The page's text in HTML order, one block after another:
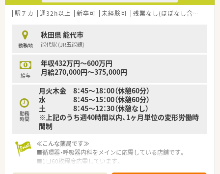
駅チカ 週32h以上 新卒可 未経験可 残業なし(ほぼなし含む)
勤務地
秋田県 能代市
能代駅 (JR五能線)
給与
年収432万円～600万円
月給270,000円～375,000円
勤務
時間
月火木金 8：45～18：00（休憩60分）
水 8：45～15：00（休憩60分）
土 8：45～12：30（休憩なし）
※上記のうち週40時間以内、1ヶ月単位の変形労働時
間制
≪こんな薬局です≫
■循環器・呼吸器内科をメインに応需している店舗です。
■1日60枚程度応需しています。